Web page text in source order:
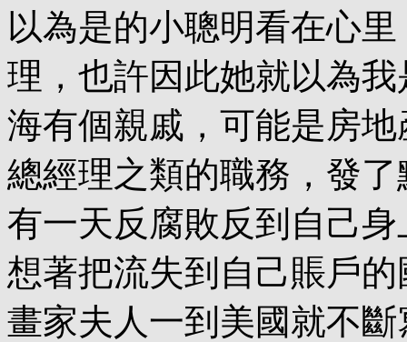
以為是的小聰明看在心
理，也許因此她就以為
海有個親戚，可能是房地
總經理之類的職務，發
有一天反腐敗反到自己身
想著把流失到自己賬戶
畫家夫人一到美國就不斷